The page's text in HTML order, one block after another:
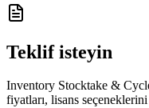
Teklif isteyin
Inventory Stocktake &
fiyatları, lisans